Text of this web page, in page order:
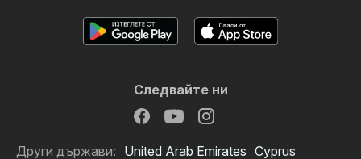
Следвайте ни
Други държави: United Arab Emirates Cyprus